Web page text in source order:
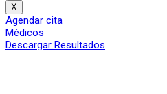
X
Agendar cita
Médicos
Descargar Resultados